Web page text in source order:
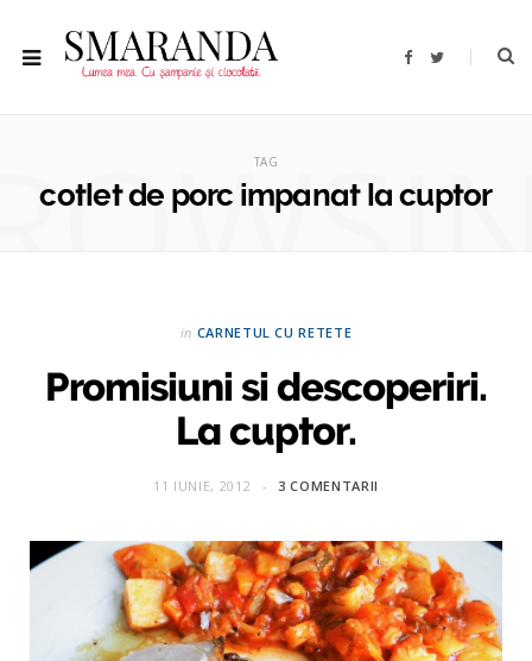
F
T
TAG
cotlet de porc impanat la cuptor
in CARNETUL CU RETETE
Promisiuni si descoperiri.
La cuptor.
11 IUNIE, 2012 3 COMENTARII